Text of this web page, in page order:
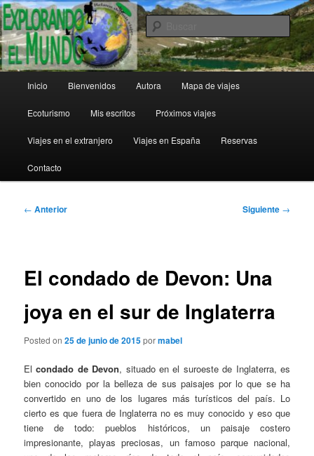
Ir
al
contenido
principalExplorando el Mundo
principal
Inicio Bienvenidos Autora Mapa de viajes
Ecoturismo Mis escritos Próximos viajes
Viajes en el extranjero Viajes en España Reservas
Contacto
Navegación
← Anterior Siguiente →
El condado de Devon: Una
joya en el sur de Inglaterra
Posted on25 de junio de 2015pormabel
Elcondado de Devon, situado en el suroeste de Inglaterra, es
bien conocido por la belleza de sus paisajes por lo que se ha
convertido en uno de los lugares más turísticos del país. Lo
cierto es que fuera de Inglaterra no es muy conocido y eso que
tiene de todo: pueblos históricos, un paisaje costero
impresionante, playas preciosas, un famoso parque nacional,